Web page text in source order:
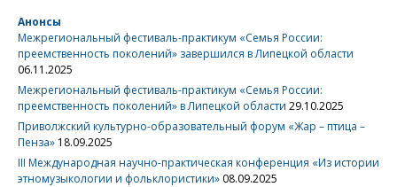
Анонсы
Межрегиональный фестиваль-практикум «Семья России:
преемственность поколений» завершился в Липецкой области
06.11.2025
Межрегиональный фестиваль-практикум «Семья России:
преемственность поколений» в Липецкой области 29.10.2025
Приволжский культурно-образовательный форум «Жар – птица –
Пенза» 18.09.2025
III Международная научно-практическая конференция «Из истории
этномузыкологии и фольклористики» 08.09.2025